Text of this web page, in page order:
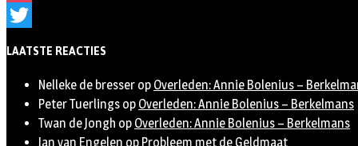
Instagram
LAATSTE REACTIES
Nelleke de bresser op Overleden: Annie Bolenius –
Peter Tuerlings op Overleden: Annie Bolenius – Berkelmans
Twan de Jongh op Overleden: Annie Bolenius – Berkelmans
Jan van Engelen op Probleem met de Geldmaat